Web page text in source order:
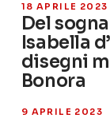
18 APRILE 2023
Del
Isabella
disegni
Bonora
9 APRILE 2023